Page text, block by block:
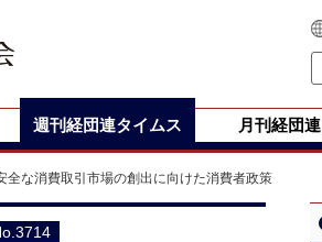
週刊経団連タイムス 月刊経団連
全な消費取引市場の創出に向けた消費者政策